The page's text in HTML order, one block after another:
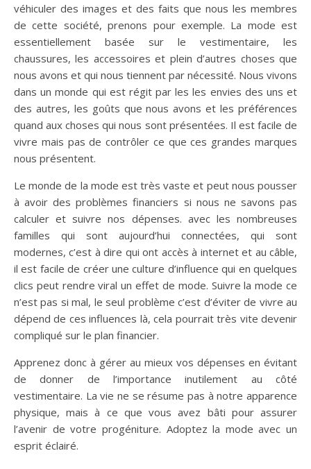
véhiculer des images et des faits que nous les membres
de cette société, prenons pour exemple. La mode est
essentiellement basée sur le vestimentaire, les
chaussures, les accessoires et plein d’autres choses que
nous avons et qui nous tiennent par nécessité. Nous vivons
dans un monde qui est régit par les les envies des uns et
des autres, les goûts que nous avons et les préférences
quand aux choses qui nous sont présentées. Il est facile de
vivre mais pas de contrôler ce que ces grandes marques
nous présentent.
Le monde de la mode est très vaste et peut nous pousser
à avoir des problèmes financiers si nous ne savons pas
calculer et suivre nos dépenses. avec les nombreuses
familles qui sont aujourd’hui connectées, qui sont
modernes, c’est à dire qui ont accès à internet et au câble,
il est facile de créer une culture d’influence qui en quelques
clics peut rendre viral un effet de mode. Suivre la mode ce
n’est pas si mal, le seul problème c’est d’éviter de vivre au
dépend de ces influences là, cela pourrait très vite devenir
compliqué sur le plan financier.
Apprenez donc à gérer au mieux vos dépenses en évitant
de donner de l’importance inutilement au côté
vestimentaire. La vie ne se résume pas à notre apparence
physique, mais à ce que vous avez bâti pour assurer
l’avenir de votre progéniture. Adoptez la mode avec un
esprit éclairé.